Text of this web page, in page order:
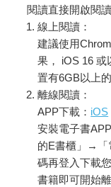
閱讀直接開啟閱讀
線上閱讀：
建議使用
果， iOS 16 或
置有6GB以上
離線閱讀：
APP下載： iOS
安裝電子書
的E書櫃」→「
碼再登入下載
書籍即可開始離